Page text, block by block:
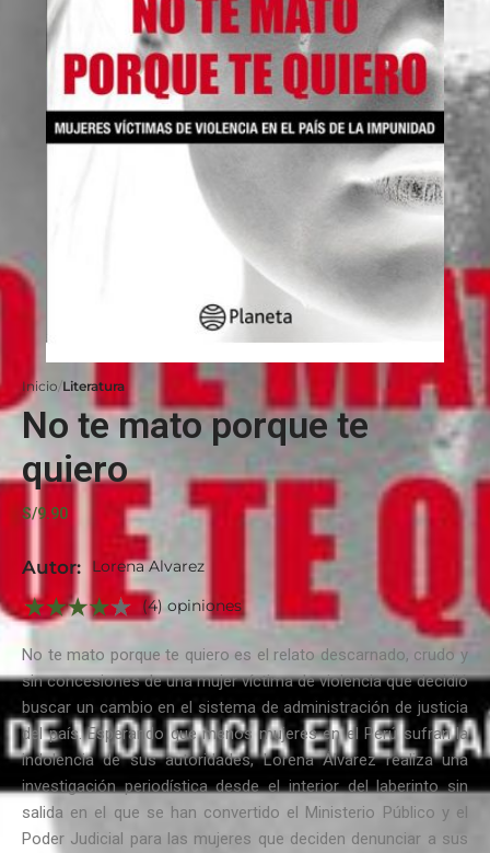
Inicio Literatura
No te mato porque te
quiero
S/9.90
Autor:
Lorena Alvarez
(4) opiniones
No te mato porque te quiero es el relato descarnado, crudo y
sin concesiones de una mujer víctima de violencia que decidió
buscar un cambio en el sistema de administración de justicia
del país. Esperando que menos mujeres en el Perú sufran la
indolencia de sus autoridades, Lorena Álvarez realiza una
investigación periodística desde el interior del laberinto sin
salida en el que se han convertido el Ministerio Público y el
Poder Judicial para las mujeres que deciden denunciar a sus